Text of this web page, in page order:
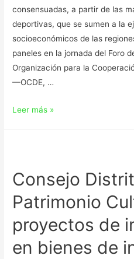
consensuadas, a partir de las
deportivas, que se sumen a la
socioeconómicos de las
paneles en la jornada del Foro
Organización para la
—OCDE, …
Leer más »
Consejo
Patrimonio
proyectos de
en bienes de